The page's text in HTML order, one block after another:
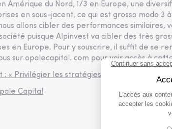
Amérique du Nord, 1/3 en Europe, une
en sous-jacent, ce qui est grosso modo 3
allons cibler des performances similaires,
puisque Alpinvest va cibler des très
en Europe. Pour y souscrire, il suffit de se
sur opalecapital. com pour voir accès à
: « Privilégier les stratégies de Growth Buyout,
Capital